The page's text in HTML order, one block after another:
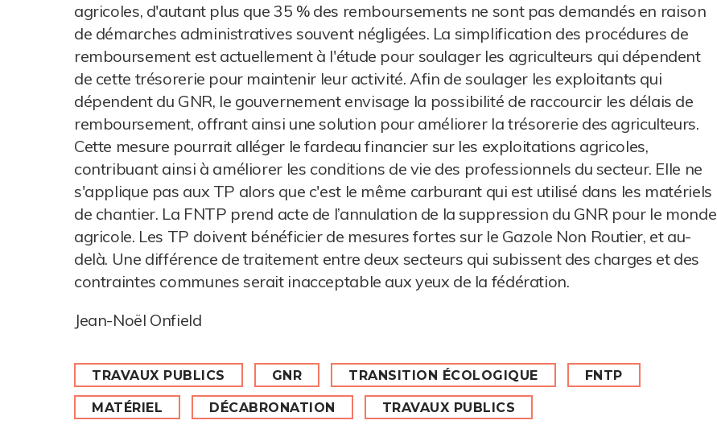
agricoles, d'autant plus que 35 % des remboursements ne sont pas demandés en raison
de démarches administratives souvent négligées. La simplification des procédures de
remboursement est actuellement à l'étude pour soulager les agriculteurs qui dépendent
de cette trésorerie pour maintenir leur activité. Afin de soulager les exploitants qui
dépendent du GNR, le gouvernement envisage la possibilité de raccourcir les délais de
remboursement, offrant ainsi une solution pour améliorer la trésorerie des agriculteurs.
Cette mesure pourrait alléger le fardeau financier sur les exploitations agricoles,
contribuant ainsi à améliorer les conditions de vie des professionnels du secteur. Elle ne
s'applique pas aux TP alors que c'est le même carburant qui est utilisé dans les matériels
de chantier. La FNTP prend acte de l’annulation de la suppression du GNR pour le monde
agricole. Les TP doivent bénéficier de mesures fortes sur le Gazole Non Routier, et au-
delà. Une différence de traitement entre deux secteurs qui subissent des charges et des
contraintes communes serait inacceptable aux yeux de la fédération.
Jean-Noël Onfield
TRAVAUX PUBLICS GNR TRANSITION ÉCOLOGIQUE FNTP
MATÉRIEL DÉCABRONATION TRAVAUX PUBLICS